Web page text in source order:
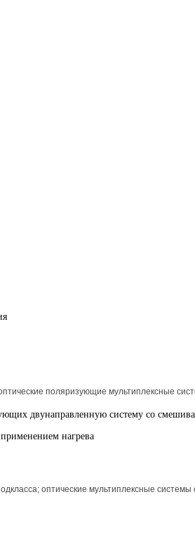
поляризующие мультиплексные
двунаправленную систему со
нагрева
оптические мультиплексные